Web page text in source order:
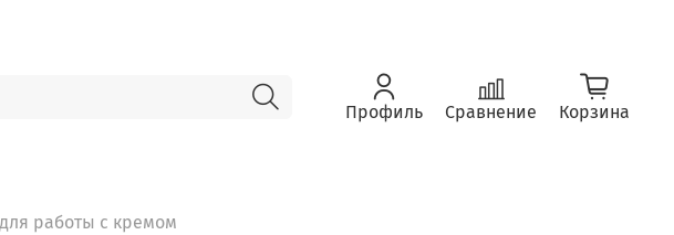
Профиль Сравнение Корзина
работы с кремом